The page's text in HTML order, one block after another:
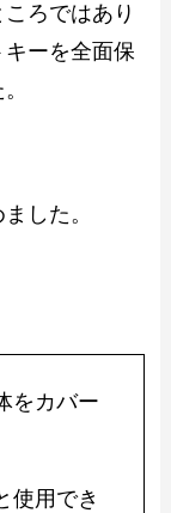
ろではあり
ーを全面保
した。
をカバー
使用でき